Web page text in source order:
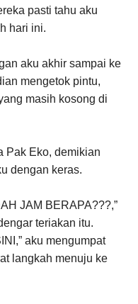
pasti tahu aku
hari ini.
aku akhir sampai ke
mengetok pintu,
masih kosong di
Pak Eko, demikian
dengan keras.
JAM BERAPA???,”
teriakan itu.
aku mengumpat
langkah menuju ke